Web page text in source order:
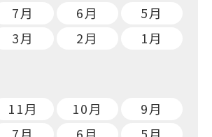
7月 6月
5月
3月 2月 1月
11月 10月
9月